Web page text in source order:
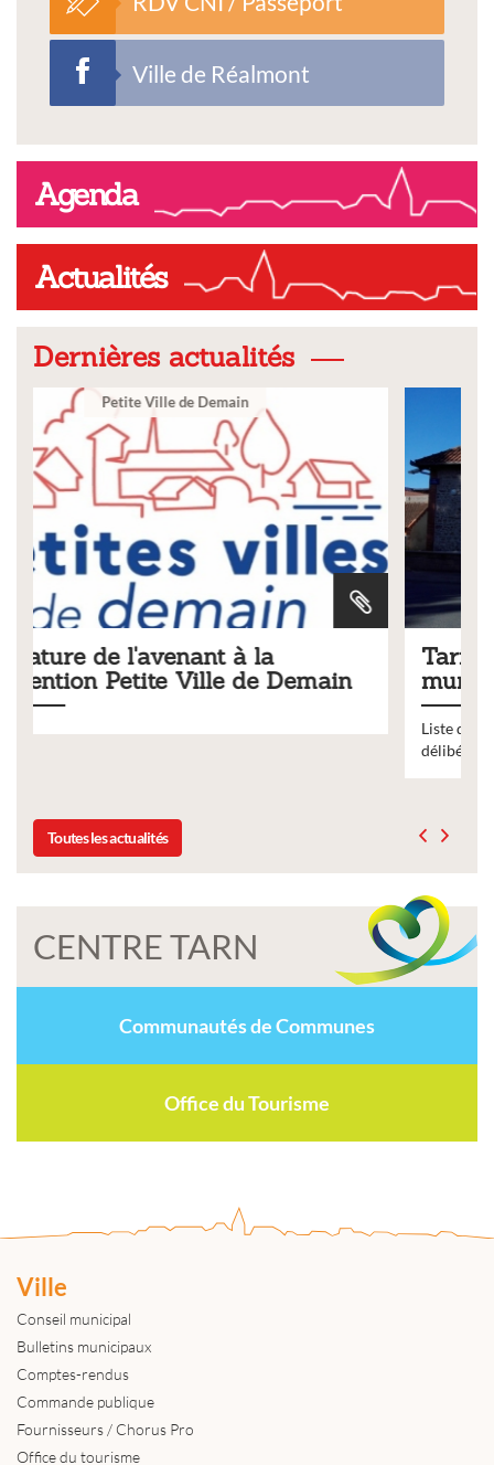
Ville de Réalmont
Agenda
Actualités
Dernières actualités
Tarifs 2026 des services
municipaux
Liste des tarifs 2026 des services municipaux,
délibération du conseil municipal du 19 décembre
Toutes les actualités
CENTRE TARN
Communautés de Communes
Office du Tourisme
Ville
Conseil municipal
Bulletins municipaux
Comptes-rendus
Commande publique
Fournisseurs / Chorus Pro
Office du tourisme